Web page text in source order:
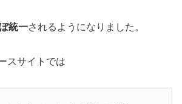
統一されるようになりました。
スサイトでは